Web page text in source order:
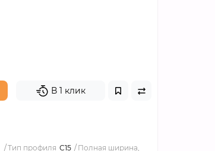
В 1 клик
Тип профиля С15
Полная ширина,